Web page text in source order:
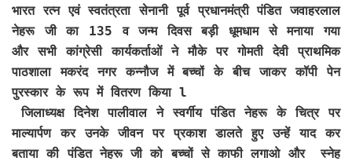
भारत रत्न एवं स्वतंत्रता सेनानी पूर्व प्रधानमंत्री पंडित जवाहरलाल
नेहरू जी का 135 व जन्म दिवस बड़ी धूमधाम से मनाया गया
और सभी कांग्रेसी कार्यकर्ताओं ने मौके पर गोमती देवी प्राथमिक
पाठशाला मकरंद नगर कन्नौज में बच्चों के बीच जाकर कॉपी पेन
पुरस्कार के रूप में वितरण किया l
जिलाध्यक्ष दिनेश पालीवाल ने स्वर्गीय पंडित नेहरू के चित्र पर
माल्यार्पण कर उनके जीवन पर प्रकाश डालते हुए उन्हें याद कर
बताया की पंडित नेहरू जी को बच्चों से काफी लगाओ और स्नेह